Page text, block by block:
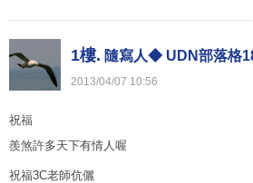
1樓. 隨寫人◆ UDN部落格
2013/04/07 10:56
祝福
羨煞許多天下有情人喔
祝福3C老師伉儷